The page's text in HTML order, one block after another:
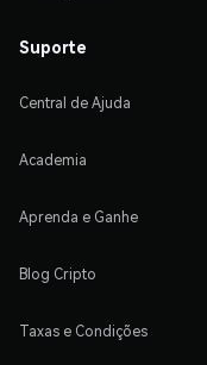
Suporte
Central de Ajuda
Academia
Aprenda e Ganhe
Blog Cripto
Taxas e Condições